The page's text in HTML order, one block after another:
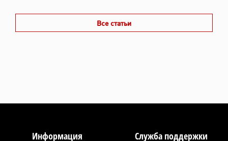
Все статьи
Информация Служба поддержки